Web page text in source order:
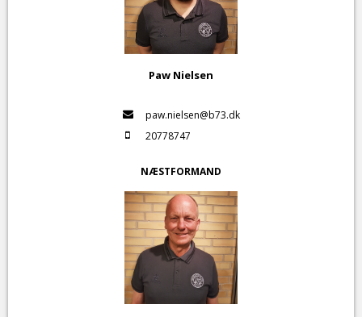
Paw Nielsen
paw.nielsen@b73.dk
20778747
NÆSTFORMAND